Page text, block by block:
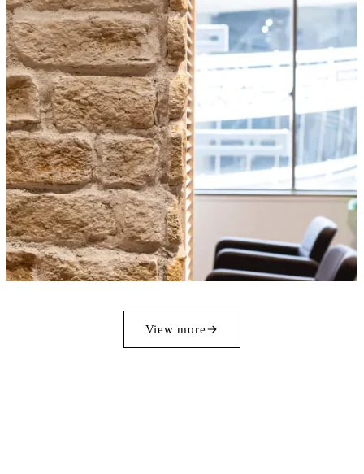
View more